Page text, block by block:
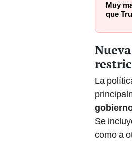
Muy
que
La
Se
como a